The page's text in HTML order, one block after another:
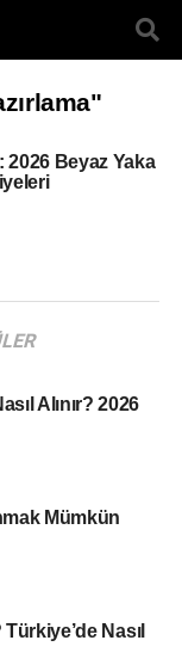
2026 Beyaz Yaka
Alınır? 2026
Mümkün
Nasıl